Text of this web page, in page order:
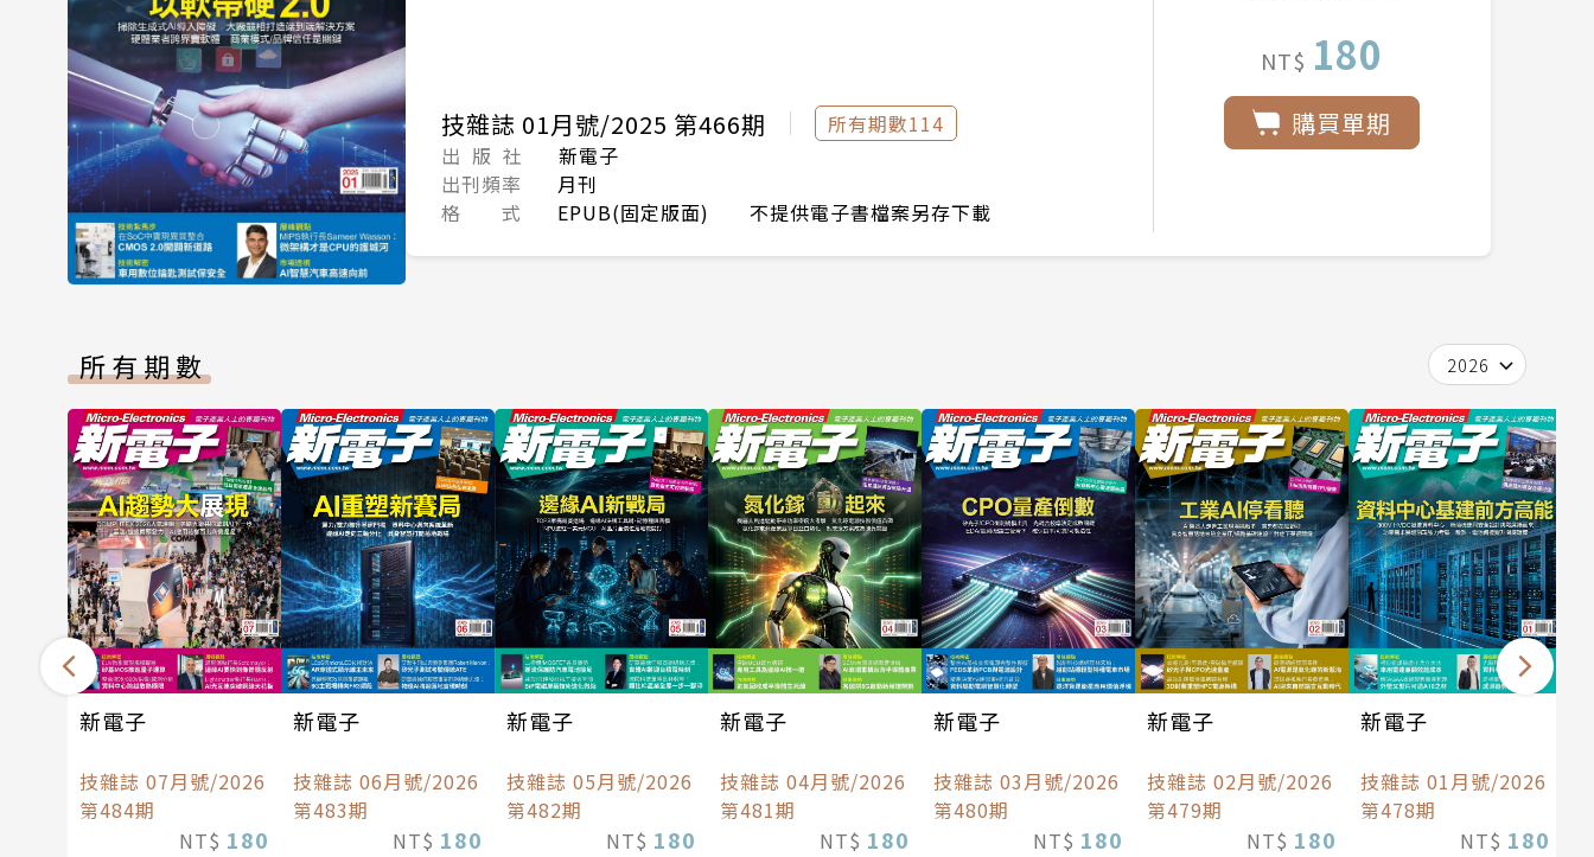
技雜誌 01月號/2025 第466期
所有期數114
出 版 社
新電子
出刊頻率
月刊
格 式
EPUB(固定版面) 不提供電子書檔案另存下載
NT$ 180
購買單期
所有期數 2026
新電子
技雜誌 07月號/2026
第484期
NT$ 180
新電子
技雜誌 06月號/2026
第483期
NT$ 180
新電子
技雜誌 05月號/2026
第482期
NT$ 180
新電子
技雜誌 04月號/2026
第481期
NT$ 180
新電子
技雜誌 03月號/2026
第480期
NT$ 180
新電子
技雜誌 02月號/2026
第479期
NT$ 180
新電子
技雜誌 01月號/2026
第478期
NT$ 180